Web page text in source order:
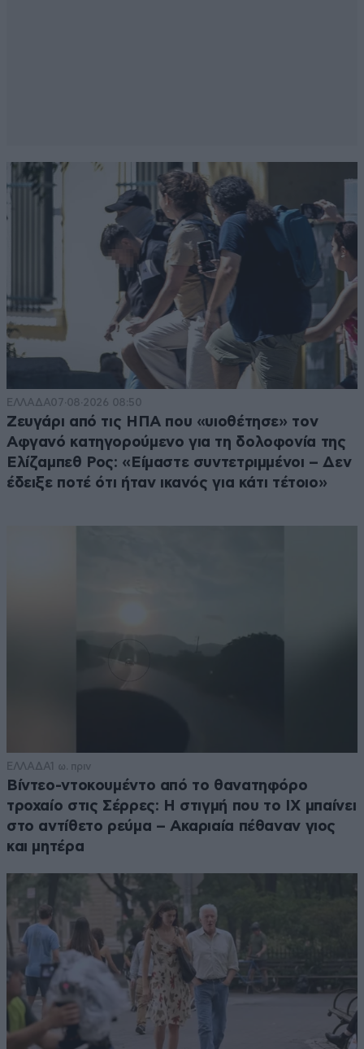
ΕΛΛΑΔΑ07·08·2026 08:50
Ζευγάρι από τις ΗΠΑ που «υιοθέτησε» τον
Αφγανό κατηγορούμενο για τη δολοφονία της
Ελίζαμπεθ Ρος: «Είμαστε συντετριμμένοι – Δεν
έδειξε ποτέ ότι ήταν ικανός για κάτι τέτοιο»
ΕΛΛΑΔΑ1 ω. πριν
Βίντεο-ντοκουμέντο από το θανατηφόρο
τροχαίο στις Σέρρες: Η στιγμή που το ΙΧ μπαίνει
στο αντίθετο ρεύμα – Ακαριαία πέθαναν γιος
και μητέρα